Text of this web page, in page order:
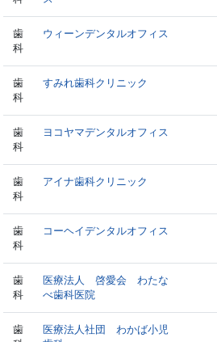
歯
科
ウィーンデンタルオフィス
歯
科
すみれ歯科クリニック
歯
科
ヨコヤマデンタルオフィス
歯
科
アイナ歯科クリニック
歯
科
コーヘイデンタルオフィス
歯
科
医療法人 啓愛会 わたな
べ歯科医院
歯
医療法人社団 わかば小児